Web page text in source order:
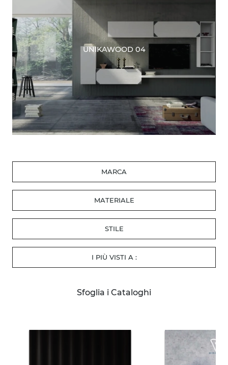
MARCA
MATERIALE
STILE
I PIÙ VISTI A :
UNIKAWOOD 04
Sfoglia i Cataloghi